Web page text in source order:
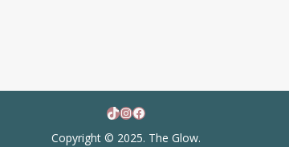
TikTok
Instagram
Facebook
Copyright © 2025. The Glow.